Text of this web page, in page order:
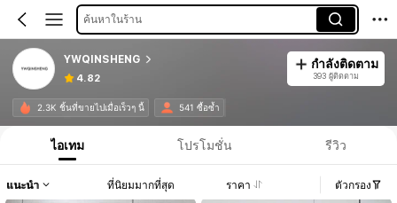
ค้นหาในร้าน
YWQINSHENG
4.82
กำลังติดตาม
393 ผู้ติดตาม
2.3K ชิ้นที่ขายไปเมื่อเร็วๆ นี้ 541 ซื้อซ้ำ
ไอเทม โปรโมชั่น รีวิว
แนะนำ ที่นิยมมากที่สุด ราคา ตัวกรอง